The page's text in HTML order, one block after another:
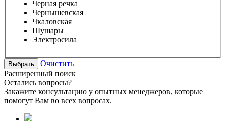
Черная речка
Чернышевская
Чкаловская
Шушары
Электросила
Очистить
Расширенный поиск
Остались вопросы?
Закажите консультацию у опытных менеджеров, которые
помогут Вам во всех вопросах.